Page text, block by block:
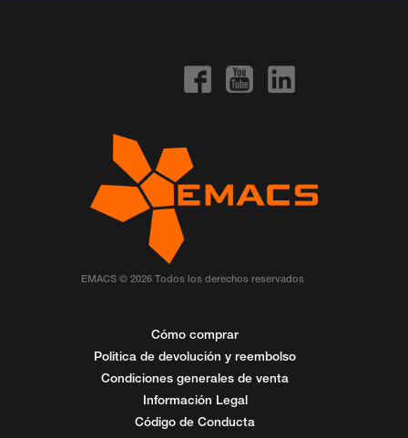
EMACS © 2026 Todos los derechos reservados
Cómo comprar
Politica de devolución y reembolso
Condiciones generales de venta
Información Legal
Código de Conducta